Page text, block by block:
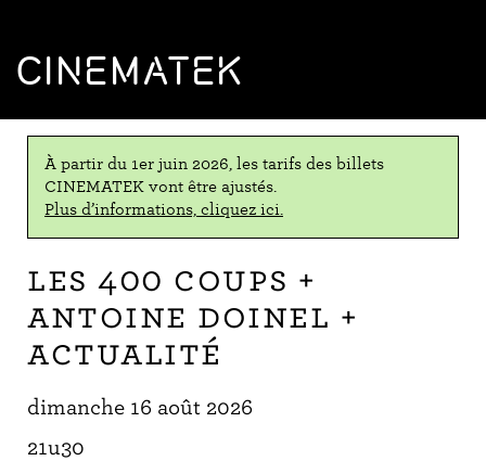
CINEMATEK
À partir du 1er juin 2026, les tarifs des billets
CINEMATEK vont être ajustés.
Plus d’informations, cliquez ici.
Les 400 Coups +
Antoine Doinel +
Actualité
dimanche 16 août 2026
21u30